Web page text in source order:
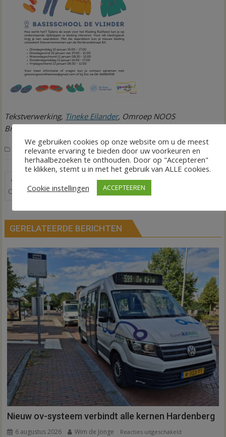
Tekstverwerking, Tineke Eilander, Omroep NOOS
Bron:
Agenda,Nieuws kleding,kleding ruilen ,ruilen
Bericht
navigatie
Zelfstandig oefenen bij het
Oefenplein
Niet alle contracten zijn rond
GERELATEERDE BERICHTEN
Nieuw ov-systeem verbindt alle kernen Hardenberg
6 augustus 2026 Wim de Jonge Reacties uitgeschakeld
We gebruiken cookies op onze website om u de meest
relevante ervaring te bieden door uw voorkeuren en
herhaalbezoeken te onthouden. Door op "Accepteren"
te klikken, stemt u in met het gebruik van ALLE cookies.
Cookie instellingen
ACCEPTEEREN